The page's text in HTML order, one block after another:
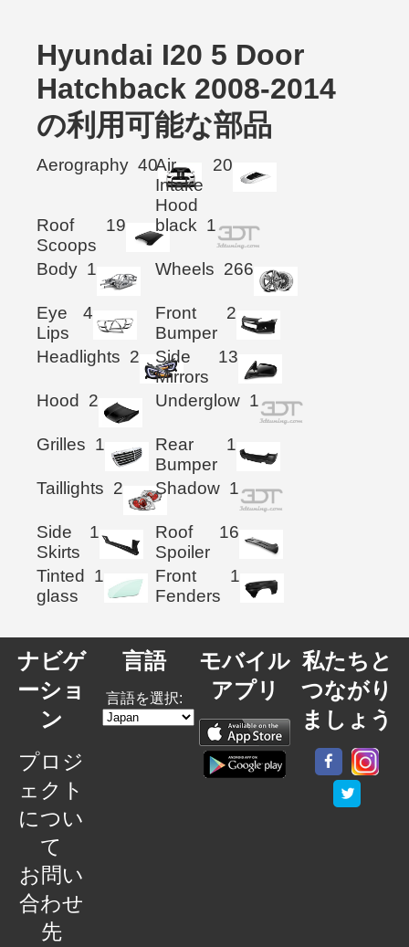
Hyundai I20 5 Door
Hatchback 2008-2014
の利用可能な部品
Aerography 40Air
Intake
Hood
20
Roof
Scoops
19 black 1
Body 1 Wheels 266
Eye
Lips
4
Front
Bumper
2
Headlights 2
Side
Mirrors
13
Hood 2 Underglow 1
Grilles 1
Rear
Bumper
1
Taillights 2 Shadow 1
Side
Skirts
1
Roof
Spoiler
16
Tinted
glass
1
Front
Fenders
1
ナビゲ
ーショ
ン
プロジ
ェクト
につい
て
お問い
合わせ
先
言語
言語を選択:
モバイル
アプリ
私たちと
つながり
ましょう